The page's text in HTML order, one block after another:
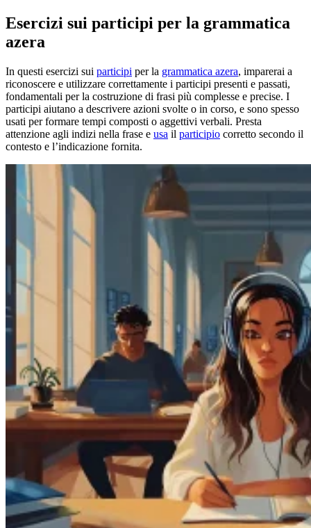
Esercizi sui participi per la grammatica
azera
In questi esercizi sui participi per la grammatica azera, imparerai a
riconoscere e utilizzare correttamente i participi presenti e passati,
fondamentali per la costruzione di frasi più complesse e precise. I
participi aiutano a descrivere azioni svolte o in corso, e sono spesso
usati per formare tempi composti o aggettivi verbali. Presta
attenzione agli indizi nella frase e usa il participio corretto secondo il
contesto e l’indicazione fornita.